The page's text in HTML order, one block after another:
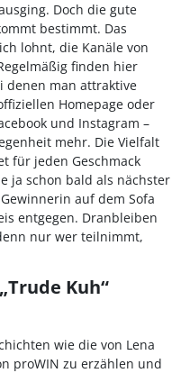
Doch die gute
bestimmt. Das
lohnt, die Kanäle von
finden hier
denen man attraktive
Homepage oder
und Instagram –
mehr. Die Vielfalt
für jeden Geschmack
ja schon bald als nächster
auf dem Sofa
entgegen. Dranbleiben
nur wer teilnimmt,
Kuh“
wie die von Lena
proWIN zu erzählen und